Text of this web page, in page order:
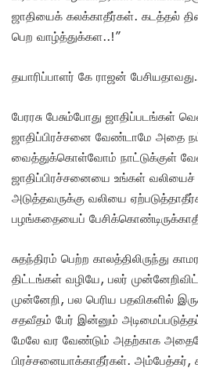
ஜாதியைக் கலக்காதீர்கள். கடத்தல்
பெற வாழ்த்துக்கள..!”
தயாரிப்பாளர் கே ராஜன்
பேரரசு பேசும்போது ஜாதிப்படங்கள்
ஜாதிப்பிரச்சனை வேண்டாமே அதை
வைத்துக்கொள்வோம் நாட்டுக்குள்
ஜாதிப்பிரச்சனையை உங்கள்
அடுத்தவருக்கு வலியை
பழங்கதையைப்
சுதந்திரம் பெற்ற காலத்திலிருந்து
திட்டங்கள் வழியே, பலர்
முன்னேறி, பல பெரிய பதவிகளில்
சதவீதம் பேர் இன்னும்
மேலே வர வேண்டும் அதற்காக
பிரச்சனையாக்காதீர்கள்.